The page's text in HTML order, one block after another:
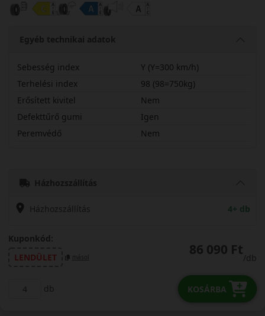
Egyéb technikai adatok
Sebesség index
Y (Y=300 km/h)
Terhelési index
98 (98=750kg)
Erősített kivitel
Nem
Defekttűrő gumi
Igen
Peremvédő
Nem
Házhozszállítás
Házhozszállítás 4+ db
Kuponkód:
LENDÜLET
másol 86 090 Ft
/db
db KOSÁRBA